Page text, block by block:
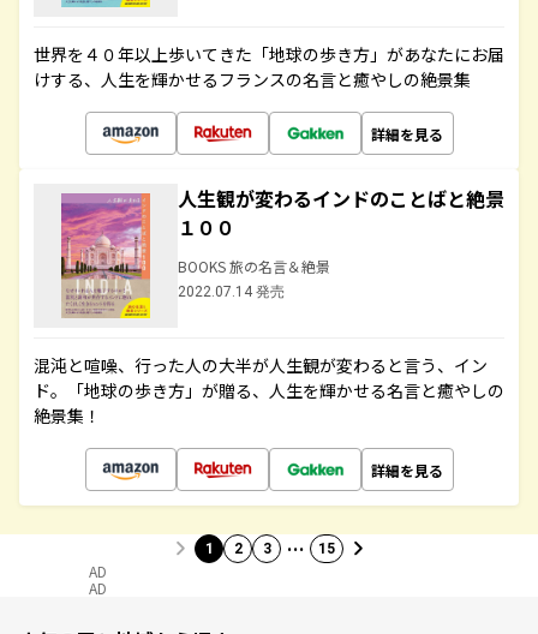
世界を４０年以上歩いてきた「地球の歩き方」があなたにお届
けする、人生を輝かせるフランスの名言と癒やしの絶景集
詳細を見る
人生観が変わるインドのことばと絶景
１００
BOOKS 旅の名言＆絶景
2022.07.14 発売
混沌と喧噪、行った人の大半が人生観が変わると言う、イン
ド。「地球の歩き方」が贈る、人生を輝かせる名言と癒やしの
絶景集！
詳細を見る
1 2 3 … 15
AD
AD